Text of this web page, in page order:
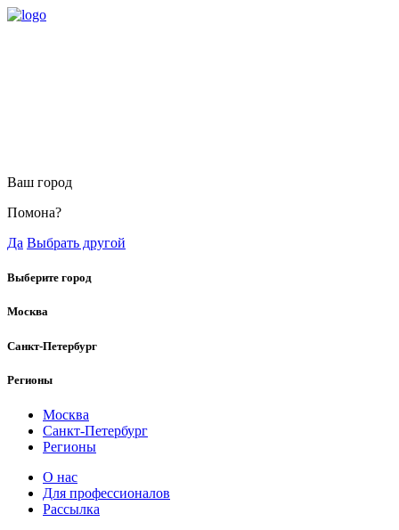
Ваш город
Помона?
Да Выбрать другой
Выберите город
Москва
Санкт-Петербург
Регионы
Москва
Санкт-Петербург
Регионы
О нас
Для профессионалов
Рассылка